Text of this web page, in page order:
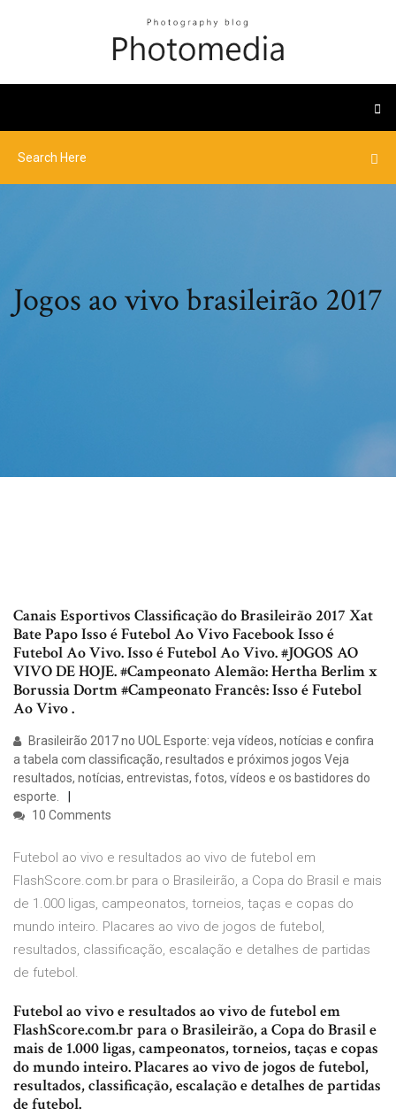
Jogos ao vivo brasileirão 2017
Canais Esportivos Classificação do Brasileirão 2017 Xat
Bate Papo Isso é Futebol Ao Vivo Facebook Isso é
Futebol Ao Vivo. Isso é Futebol Ao Vivo. #JOGOS AO
VIVO DE HOJE. #Campeonato Alemão: Hertha Berlim x
Borussia Dortm #Campeonato Francês: Isso é Futebol
Ao Vivo .
Brasileirão 2017 no UOL Esporte: veja vídeos, notícias e confira
a tabela com classificação, resultados e próximos jogos Veja
resultados, notícias, entrevistas, fotos, vídeos e os bastidores do
esporte.
10 Comments
Futebol ao vivo e resultados ao vivo de futebol em
FlashScore.com.br para o Brasileirão, a Copa do Brasil e mais
de 1.000 ligas, campeonatos, torneios, taças e copas do
mundo inteiro. Placares ao vivo de jogos de futebol,
resultados, classificação, escalação e detalhes de partidas
de futebol.
Futebol ao vivo e resultados ao vivo de futebol em
FlashScore.com.br para o Brasileirão, a Copa do Brasil e
mais de 1.000 ligas, campeonatos, torneios, taças e copas
do mundo inteiro. Placares ao vivo de jogos de futebol,
resultados, classificação, escalação e detalhes de partidas
de futebol.